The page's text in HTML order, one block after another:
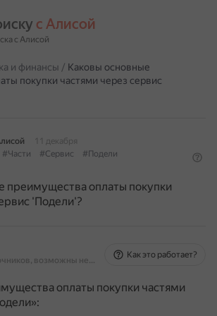
с Алисой
с Алисой
и финансы / Каковы основные
покупки частями через сервис
11 декабря
#Части #Сервис
#Подели
преимущества оплаты покупки
'Подели'?
На основе источников, возможны неточности
Как это работает?
оплаты покупки частями